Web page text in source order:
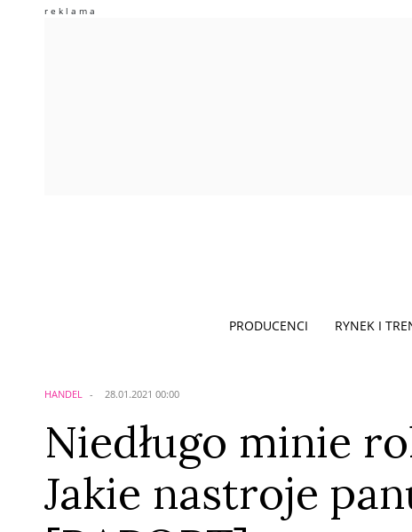
PRODUCENCI RYNEK I
HANDEL 28.01.2021 00:00
Niedługo minie
Jakie nastroje